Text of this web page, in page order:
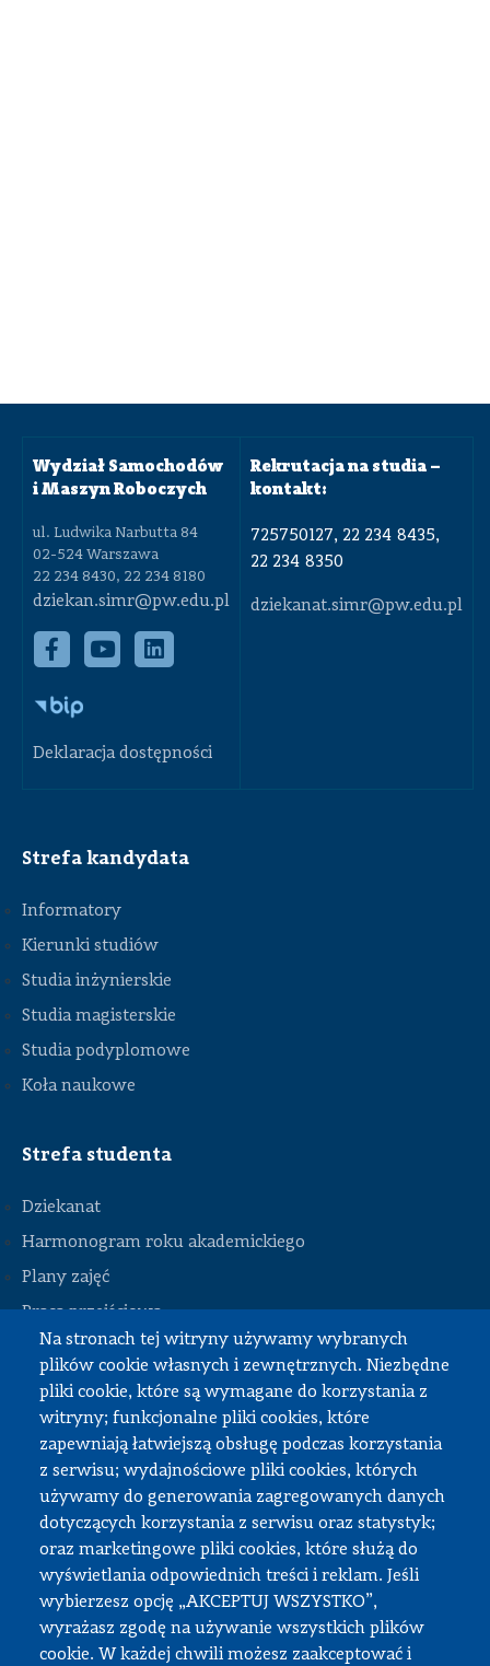
Na stronach tej witryny używamy wybranych
plików cookie własnych i zewnętrznych. Niezbędne
pliki cookie, które są wymagane do korzystania z
witryny; funkcjonalne pliki cookies, które
zapewniają łatwiejszą obsługę podczas korzystania
z serwisu; wydajnościowe pliki cookies, których
używamy do generowania zagregowanych danych
dotyczących korzystania z serwisu oraz statystyk;
oraz marketingowe pliki cookies, które służą do
wyświetlania odpowiednich treści i reklam. Jeśli
wybierzesz opcję „AKCEPTUJ WSZYSTKO”,
wyrażasz zgodę na używanie wszystkich plików
cookie. W każdej chwili możesz zaakceptować i
Wydział Samochodów
i Maszyn Roboczych
ul. Ludwika Narbutta 84
02-524 Warszawa
22 234 8430, 22 234 8180
dziekan.simr@pw.edu.pl
Deklaracja dostępności
Rekrutacja na studia –
kontakt:
725750127, 22 234 8435,
22 234 8350
dziekanat.simr@pw.edu.pl
STOPKA
Strefa kandydata
Informatory
Kierunki studiów
Studia inżynierskie
Studia magisterskie
Studia podyplomowe
Koła naukowe
Strefa studenta
Dziekanat
Harmonogram roku akademickiego
Plany zajęć
Praca przejściowa
Praca dyplomowa
Praktyki studenckie
Dokumenty do pobrania
Strefa pracownika
APD
SAP PW
Intranet